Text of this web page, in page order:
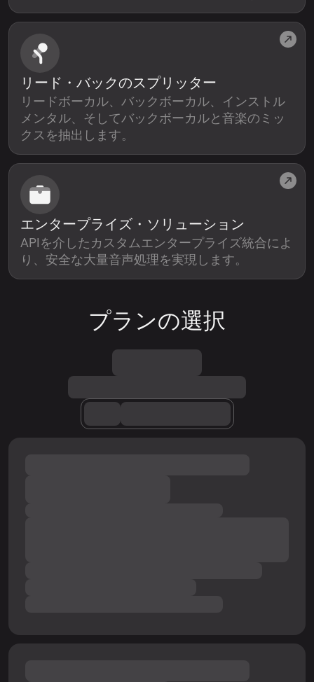
エンタープライズ・ソリューション
APIを介したカスタムエンタープライズ統合によ
り、安全な大量音声処理を実現します。
リード・バックのスプリッター
リードボーカル、バックボーカル、インストル
メンタル、そしてバックボーカルと音楽のミッ
クスを抽出します。
プランの選択